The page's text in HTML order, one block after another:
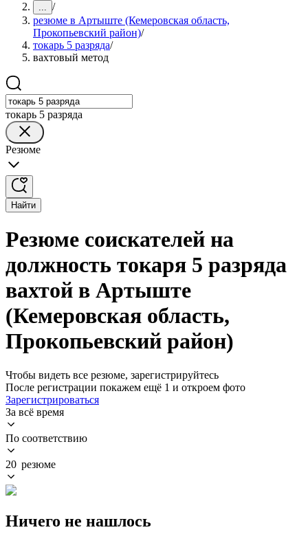
... /
резюме в Артыште (Кемеровская область,
Прокопьевский район)/
токарь 5 разряда/
вахтовый метод
токарь 5 разряда
Резюме
Найти
Резюме соискателей на
должность токаря 5 разряда
вахтой в Артыште
(Кемеровская область,
Прокопьевский район)
Чтобы видеть все резюме, зарегистрируйтесь
После регистрации покажем ещё 1 и откроем фото
Зарегистрироваться
За всё время
По соответствию
20 резюме
Ничего не нашлось